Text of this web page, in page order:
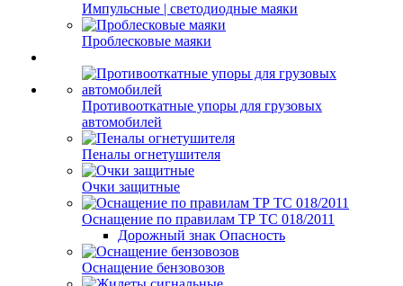
Импульсные | светодиодные маяки
Проблесковые маяки
Противооткатные упоры для грузовых
автомобилей
Пеналы огнетушителя
Очки защитные
Оснащение по правилам ТР ТС 018/2011
Дорожный знак Опасность
Оснащение бензовозов